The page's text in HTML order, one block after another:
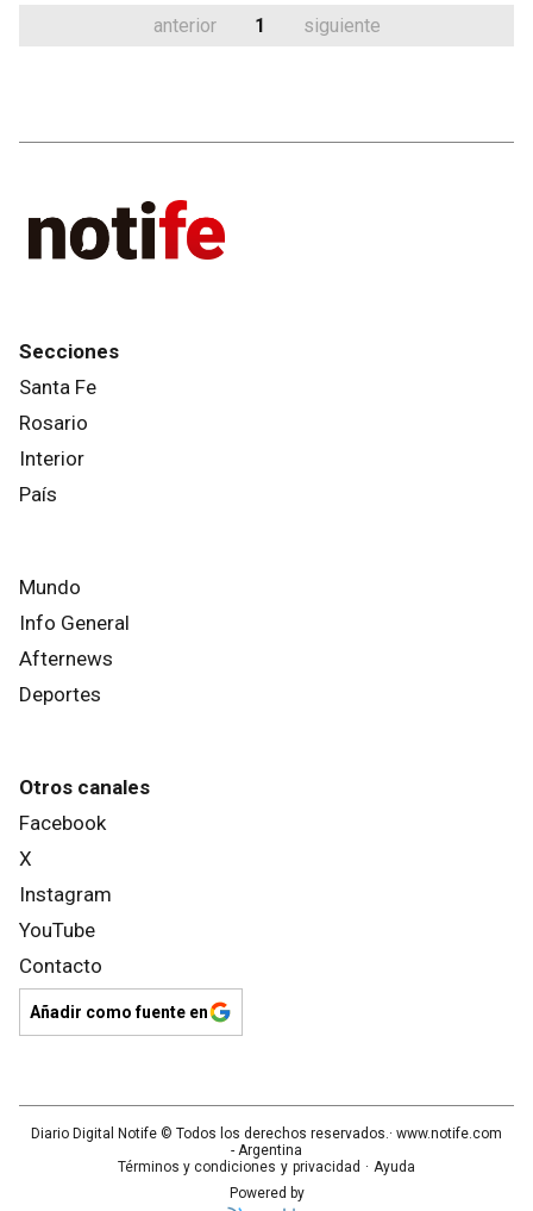
anterior 1 siguiente
Secciones
Santa Fe
Rosario
Interior
País
Mundo
Info General
Afternews
Deportes
Otros canales
Facebook
X
Instagram
YouTube
Contacto
Añadir como fuente en
Diario Digital Notife © Todos los derechos reservados.· www.notife.com
- Argentina
Términos y condiciones y privacidad · Ayuda
Powered by